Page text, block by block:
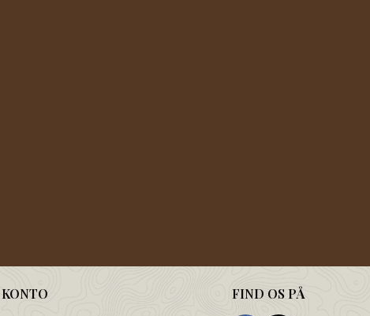
KONTO
FIND OS PÅ